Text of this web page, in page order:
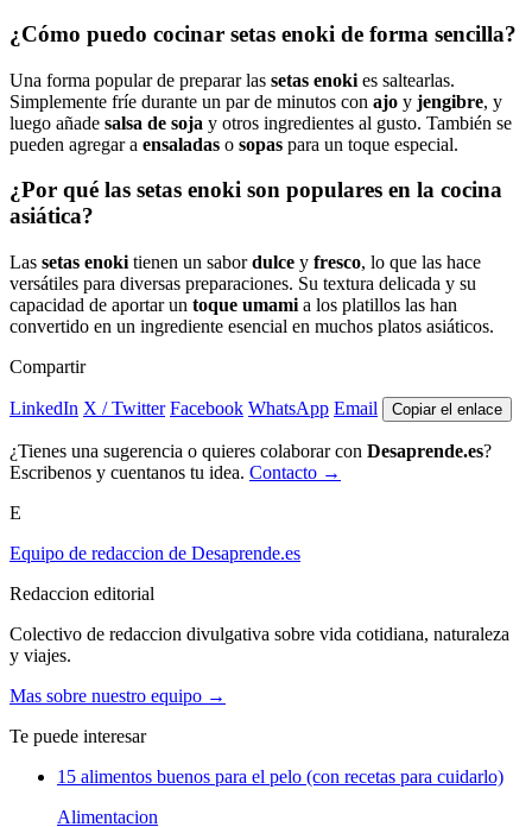
¿Cómo puedo cocinar setas enoki de forma sencilla?
Una forma popular de preparar las setas enoki es saltearlas.
Simplemente fríe durante un par de minutos con ajo y jengibre, y
luego añade salsa de soja y otros ingredientes al gusto. También se
pueden agregar a ensaladas o sopas para un toque especial.
¿Por qué las setas enoki son populares en la cocina
asiática?
Las setas enoki tienen un sabordulce y fresco, lo que las hace
versátiles para diversas preparaciones. Su textura delicada y su
capacidad de aportar un toque umami a los platillos las han
convertido en un ingrediente esencial en muchos platos asiáticos.
Compartir
LinkedIn X / Twitter Facebook WhatsApp Email Copiar el enlace
¿Tienes una sugerencia o quieres colaborar con Desaprende.es?
Escribenos y cuentanos tu idea. Contacto →
E
Equipo de redaccion de Desaprende.es
Redaccion editorial
Colectivo de redaccion divulgativa sobre vida cotidiana, naturaleza
y viajes.
Mas sobre nuestro equipo →
Te puede interesar
15 alimentos buenos para el pelo (con recetas para cuidarlo)
Alimentacion